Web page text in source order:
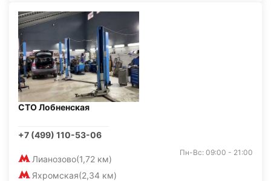
СТО Лобненская
+7 (499) 110-53-06
Лианозово(1,72 км)
Яхромская(2,34 км)
Пн-Вс: 09:00 - 21:00